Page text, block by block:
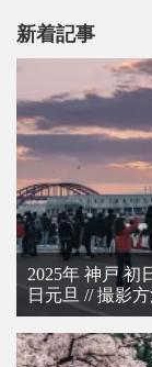
新着記事
2025年 神戸 初
日元旦 // 撮影